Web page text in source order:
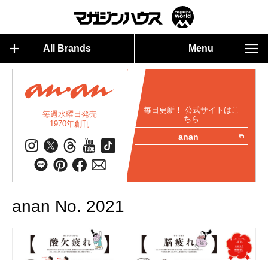
All Brands Menu
毎週水曜日発売
1970年創刊
毎日更新！ 公式サイトはこ
ちら
anan
anan No. 2021